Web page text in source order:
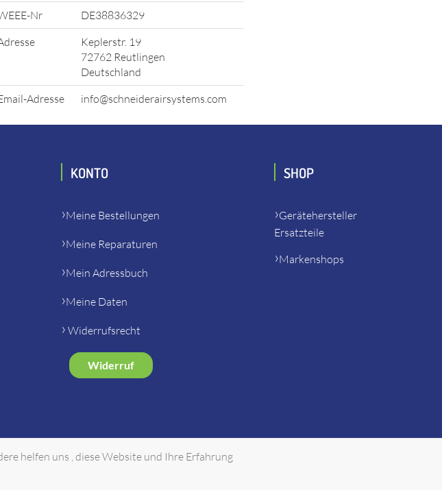
Nr
DE38836329
Keplerstr. 19
72762 Reutlingen
Deutschland
Adresse
info@schneiderairsystems.com
KONTO
Meine Bestellungen
Meine Reparaturen
Mein Adressbuch
Meine Daten
Widerrufsrecht
Widerruf
SHOP
Gerätehersteller
Ersatzteile
Markenshops
helfen uns , diese Website und Ihre Erfahrung